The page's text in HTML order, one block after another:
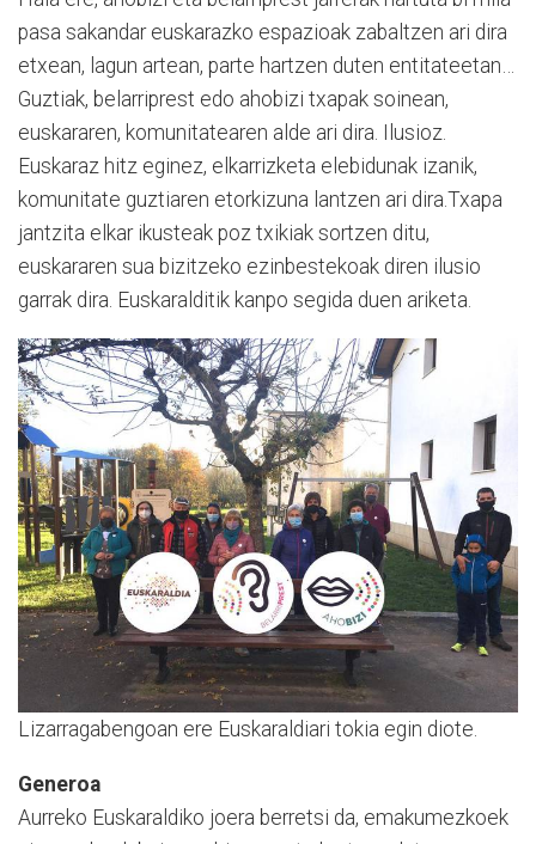
pasa sakandar euskarazko espazioak zabaltzen ari dira
etxean, lagun artean, parte hartzen duten entitateetan…
Guztiak, belarriprest edo ahobizi txapak soinean,
euskararen, komunitatearen alde ari dira. Ilusioz.
Euskaraz hitz eginez, elkarrizketa elebidunak izanik,
komunitate guztiaren etorkizuna lantzen ari dira.Txapa
jantzita elkar ikusteak poz txikiak sortzen ditu,
euskararen sua bizitzeko ezinbestekoak diren ilusio
garrak dira. Euskaralditik kanpo segida duen ariketa.
Lizarragabengoan ere Euskaraldiari tokia egin diote.
Generoa
Aurreko Euskaraldiko joera berretsi da, emakumezkoek